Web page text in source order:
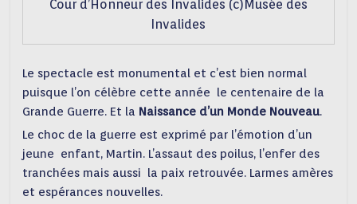
Cour d’Honneur des Invalides (c)Musée des
Invalides
Le spectacle est monumental et c’est bien normal
puisque l’on célèbre cette année le centenaire de la
Grande Guerre. Et la Naissance d’un Monde Nouveau.
Le choc de la guerre est exprimé par l’émotion d’un
jeune enfant, Martin. L’assaut des poilus, l’enfer des
tranchées mais aussi la paix retrouvée. Larmes amères
et espérances nouvelles.